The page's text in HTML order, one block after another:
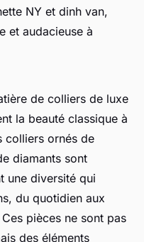
NY et dinh van,
et audacieuse à
de colliers de luxe
la beauté classique à
colliers ornés de
diamants sont
une diversité qui
du quotidien aux
pièces ne sont pas
des éléments